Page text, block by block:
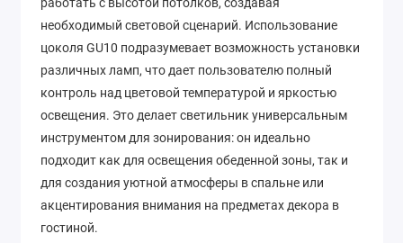
необходимый световой сценарий. Использование
цоколя GU10 подразумевает возможность установки
различных ламп, что дает пользователю полный
контроль над цветовой температурой и яркостью
освещения. Это делает светильник универсальным
инструментом для зонирования: он идеально
подходит как для освещения обеденной зоны, так и
для создания уютной атмосферы в спальне или
акцентирования внимания на предметах декора в
гостиной.